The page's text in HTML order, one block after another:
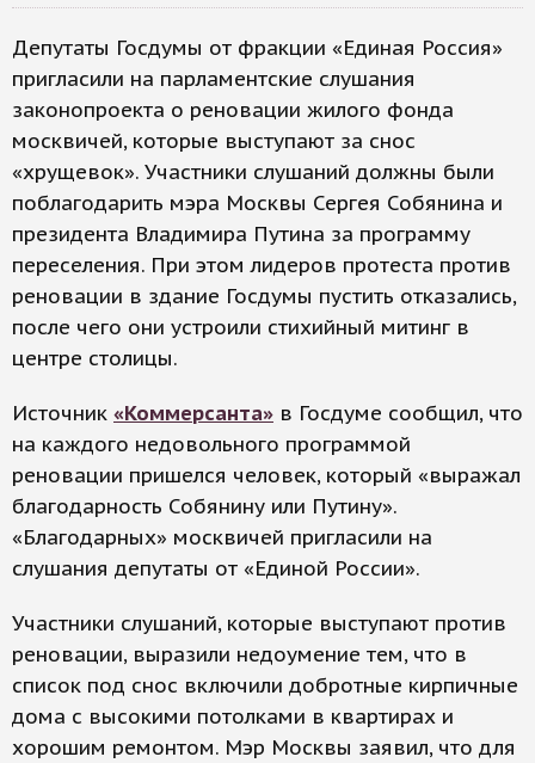
Депутаты Госдумы от фракции «Единая Россия»
пригласили на парламентские слушания
законопроекта о реновации жилого фонда
москвичей, которые выступают за снос
«хрущевок». Участники слушаний должны были
поблагодарить мэра Москвы Сергея Собянина и
президента Владимира Путина за программу
переселения. При этом лидеров протеста против
реновации в здание Госдумы пустить отказались,
после чего они устроили стихийный митинг в
центре столицы.
Источник «Коммерсанта» в Госдуме сообщил, что
на каждого недовольного программой
реновации пришелся человек, который «выражал
благодарность Собянину или Путину».
«Благодарных» москвичей пригласили на
слушания депутаты от «Единой России».
Участники слушаний, которые выступают против
реновации, выразили недоумение тем, что в
список под снос включили добротные кирпичные
дома с высокими потолками в квартирах и
хорошим ремонтом. Мэр Москвы заявил, что для